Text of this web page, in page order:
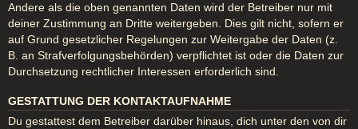
Andere als die oben genannten Daten wird der Betreiber nur mit
deiner Zustimmung an Dritte weitergeben. Dies gilt nicht, sofern er
auf Grund gesetzlicher Regelungen zur Weitergabe der Daten (z.
B. an Strafverfolgungsbehörden) verpflichtet ist oder die Daten zur
Durchsetzung rechtlicher Interessen erforderlich sind.
GESTATTUNG DER KONTAKTAUFNAHME
Du gestattest dem Betreiber darüber hinaus, dich unter den von dir